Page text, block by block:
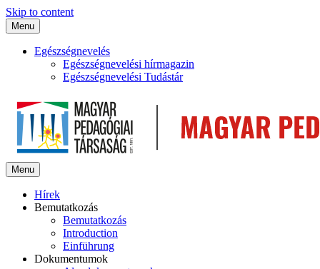
Skip to content
Menu
Egészségnevelés
Egészségnevelési hírmagazin
Egészségnevelési Tudástár
Menu
Hírek
Bemutatkozás
Bemutatkozás
Introduction
Einführung
Dokumentumok